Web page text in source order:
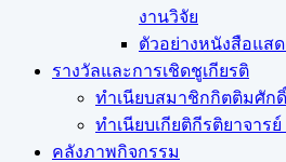
งานวิจัย
ตัวอย่างหนังสือแส
รางวัลและการเชิดชูเกียรติ
ทำเนียบสมาชิกกิตติมศักดิ์
ทำเนียบเกียติกีรติยาจาร
คลังภาพกิจกรรม